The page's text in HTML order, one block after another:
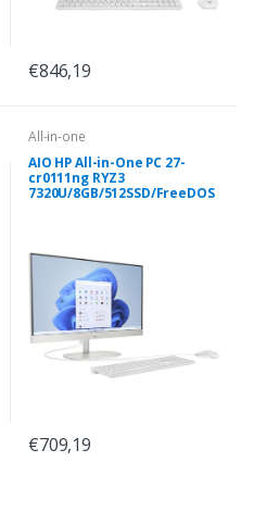
€846,19
All-in-one
AIO HP All-in-One PC 27-
cr0111ng RYZ3
7320U/8GB/512SSD/FreeDOS
€709,19